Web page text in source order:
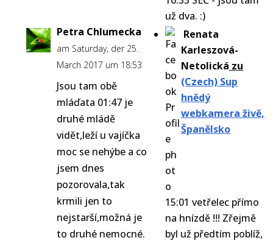
už dva. :)
Renata
Karleszová-
Netolická zu
(Czech) Sup
hnědý
webkamera živě,
Španělsko
15:01 vetřelec přímo
na hnízdě !!! Zřejmě
byl už předtím poblíž,
Petra Chlumecka
am Saturday, der 25.
March 2017 um 18:53
Jsou tam obě
mláďata 01:47 je
druhé mládě
vidět,leží u vajíčka
moc se nehýbe a co
jsem dnes
pozorovala,tak
krmili jen to
nejstarší,možná je
to druhé nemocné.